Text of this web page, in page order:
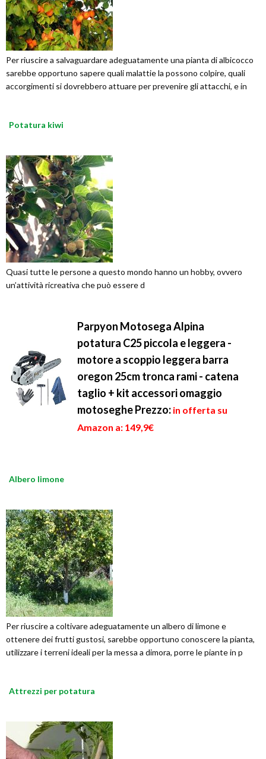
Per riuscire a salvaguardare adeguatamente una pianta di albicocco
sarebbe opportuno sapere quali malattie la possono colpire, quali
accorgimenti si dovrebbero attuare per prevenire gli attacchi, e in
Potatura kiwi
Quasi tutte le persone a questo mondo hanno un hobby, ovvero
un’attività ricreativa che può essere d
Parpyon Motosega Alpina
potatura C25 piccola e leggera -
motore a scoppio leggera barra
oregon 25cm tronca rami - catena
taglio + kit accessori omaggio
motoseghePrezzo: in offerta su
Amazon a: 149,9€
Albero limone
Per riuscire a coltivare adeguatamente un albero di limone e
ottenere dei frutti gustosi, sarebbe opportuno conoscere la pianta,
utilizzare i terreni ideali per la messa a dimora, porre le piante in p
Attrezzi per potatura